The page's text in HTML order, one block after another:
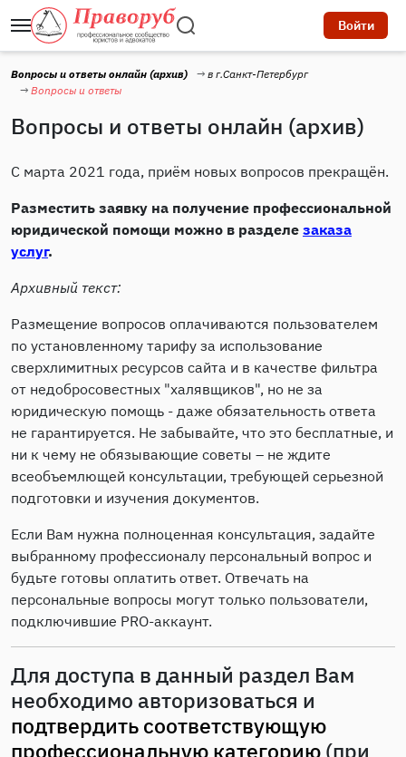
Войти
Вопросы и ответы онлайн (архив)
в г.Санкт-Петербург
Вопросы и ответы
Вопросы и ответы онлайн (архив)
С марта 2021 года, приём новых вопросов прекращён.
Разместить заявку на получение профессиональной
юридической помощи можно в разделе заказа
услуг.
Архивный текст:
Размещение вопросов оплачиваются пользователем
по установленному тарифу за использование
сверхлимитных ресурсов сайта и в качестве фильтра
от недобросовестных "халявщиков", но не за
юридическую помощь - даже обязательность ответа
не гарантируется. Не забывайте, что это бесплатные, и
ни к чему не обязывающие советы – не ждите
всеобъемлющей консультации, требующей серьезной
подготовки и изучения документов.
Если Вам нужна полноценная консультация, задайте
выбранному профессионалу персональный вопрос и
будьте готовы оплатить ответ. Отвечать на
персональные вопросы могут только пользователи,
подключившие PRO-аккаунт.
Для доступа в данный раздел Вам
необходимо авторизоваться и
подтвердить соответствующую
профессиональную категорию (при